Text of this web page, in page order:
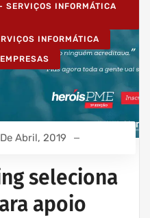
INFORMÁTICA
INFORMÁTICA
Abril, 2019
seleciona
apoio